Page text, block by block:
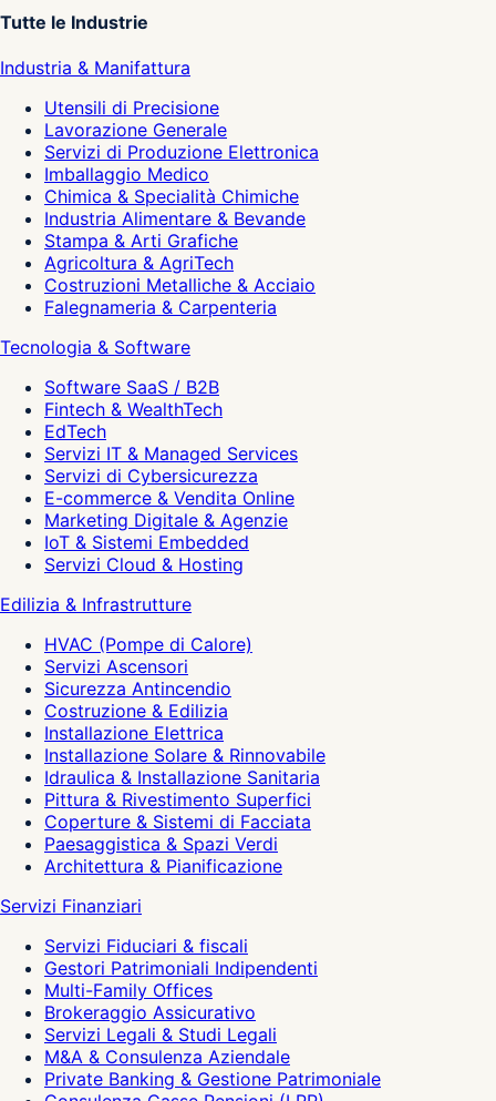
Tutte le Industrie
Industria & Manifattura
Utensili di Precisione
Lavorazione Generale
Servizi di Produzione Elettronica
Imballaggio Medico
Chimica & Specialità Chimiche
Industria Alimentare & Bevande
Stampa & Arti Grafiche
Agricoltura & AgriTech
Costruzioni Metalliche & Acciaio
Falegnameria & Carpenteria
Tecnologia & Software
Software SaaS / B2B
Fintech & WealthTech
EdTech
Servizi IT & Managed Services
Servizi di Cybersicurezza
E-commerce & Vendita Online
Marketing Digitale & Agenzie
IoT & Sistemi Embedded
Servizi Cloud & Hosting
Edilizia & Infrastrutture
HVAC (Pompe di Calore)
Servizi Ascensori
Sicurezza Antincendio
Costruzione & Edilizia
Installazione Elettrica
Installazione Solare & Rinnovabile
Idraulica & Installazione Sanitaria
Pittura & Rivestimento Superfici
Coperture & Sistemi di Facciata
Paesaggistica & Spazi Verdi
Architettura & Pianificazione
Servizi Finanziari
Servizi Fiduciari & fiscali
Gestori Patrimoniali Indipendenti
Multi-Family Offices
Brokeraggio Assicurativo
Servizi Legali & Studi Legali
M&A & Consulenza Aziendale
Private Banking & Gestione Patrimoniale